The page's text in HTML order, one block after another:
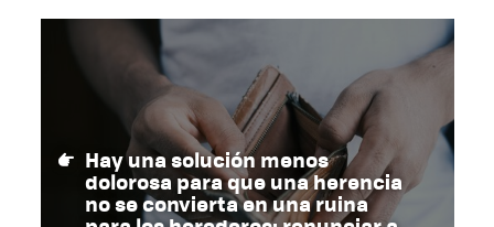
Hay una solución menos
dolorosa para que una herencia
no se convierta en una ruina